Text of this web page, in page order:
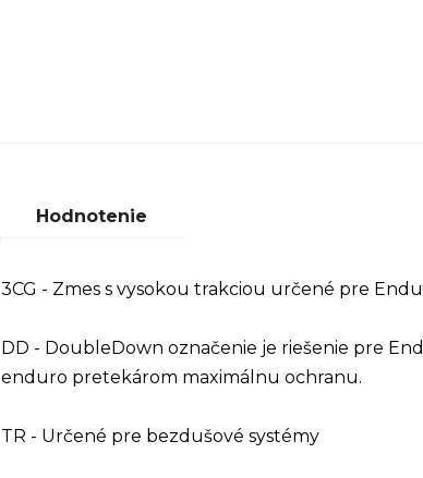
Hodnotenie
3CG - Zmes s vysokou trakciou určené pre
DD - DoubleDown označenie je riešenie pre
enduro pretekárom maximálnu ochranu.
TR - Určené pre bezdušové systémy